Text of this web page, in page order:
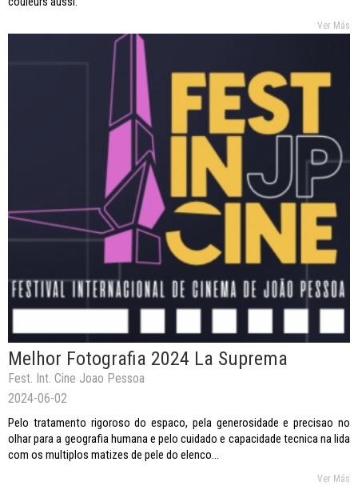
Ver Más
Melhor Fotografia 2024 La Suprema
Fest. Int. Cine Joao Pessoa
2024-06-02
Pelo tratamento rigoroso do espaco, pela generosidade e precisao no
olhar para a geografia humana e pelo cuidado e capacidade tecnica na lida
com os multiplos matizes de pele do elenco...
Ver Más